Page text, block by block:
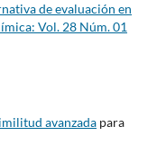
de evaluación en
Vol. 28 Núm. 01
avanzadapara